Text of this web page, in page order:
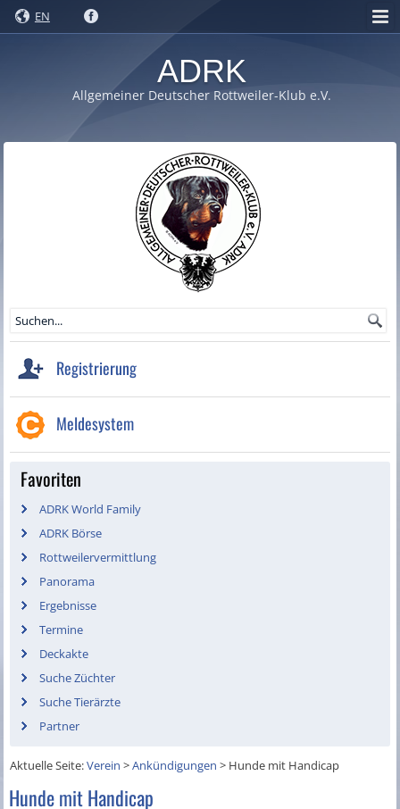
EN
ADRK
Allgemeiner Deutscher Rottweiler-Klub e.V.
Registrierung
Meldesystem
Favoriten
ADRK World Family
ADRK Börse
Rottweilervermittlung
Panorama
Ergebnisse
Termine
Deckakte
Suche Züchter
Suche Tierärzte
Partner
Aktuelle Seite:Verein >Ankündigungen > Hunde mit Handicap
Hunde mit Handicap